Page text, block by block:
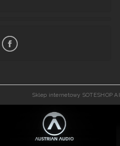
Sklep internetowy SOTESHOP AI